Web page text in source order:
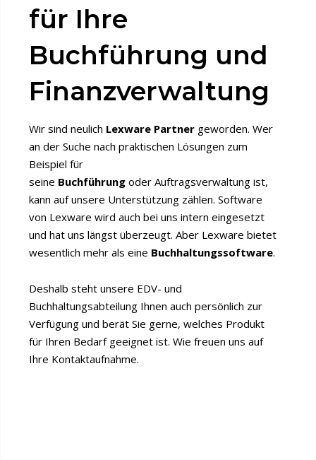
für Ihre
Buchführung und
Finanzverwaltung
Wir sind neulich Lexware Partner geworden. Wer
an der Suche nach praktischen Lösungen zum
Beispiel für
seine Buchführung oder Auftragsverwaltung ist,
kann auf unsere Unterstützung zählen. Software
von Lexware wird auch bei uns intern eingesetzt
und hat uns längst überzeugt. Aber Lexware bietet
wesentlich mehr als eine Buchhaltungssoftware.
Deshalb steht unsere EDV- und
Buchhaltungsabteilung Ihnen auch persönlich zur
Verfügung und berät Sie gerne, welches Produkt
für Ihren Bedarf geeignet ist. Wie freuen uns auf
Ihre Kontaktaufnahme.